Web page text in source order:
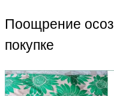
Поощрение
покупке